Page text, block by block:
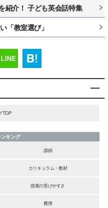
紹介！ 子ども英会話特集
「教室選び」
TOP
キング
講師
カリキュラム・教材
授業の受けやすさ
費用